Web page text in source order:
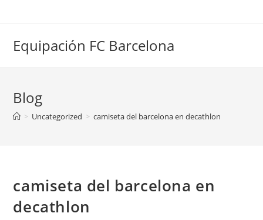
Equipación FC Barcelona
Blog
> Uncategorized > camiseta del barcelona en decathlon
camiseta del barcelona en
decathlon